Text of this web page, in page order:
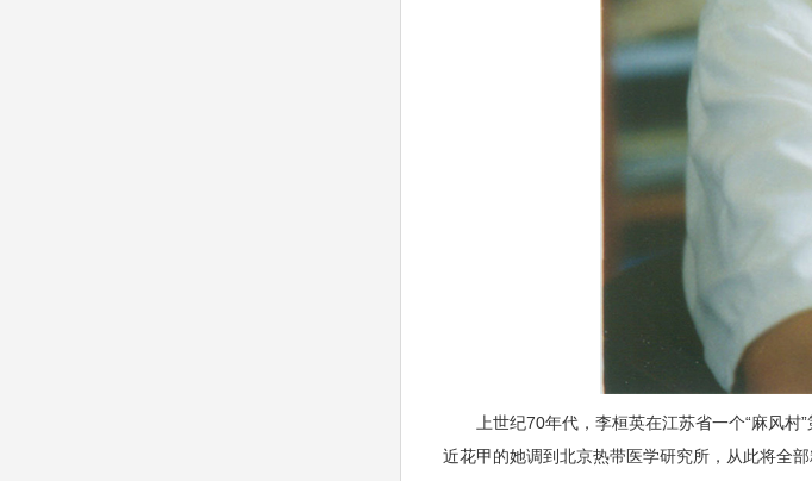
上世纪70年代，李桓英在江苏省一个“麻风村”
近花甲的她调到北京热带医学研究所，从此将全